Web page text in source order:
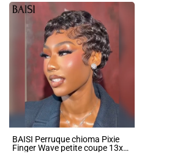
BAISI Perruque chioma Pixie
Finger Wave petite coupe 13x4